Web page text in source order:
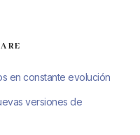
en constante evolución
versiones de